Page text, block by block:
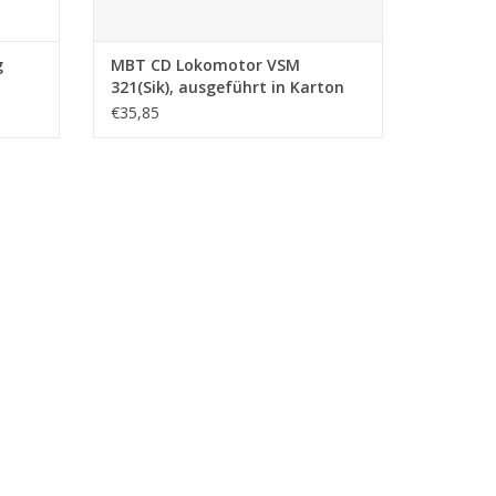
MBT CD Lokomotor VSM
321(Sik), ausgeführt in Karton
pf blij/mess - Bauzeichnung
€35,85